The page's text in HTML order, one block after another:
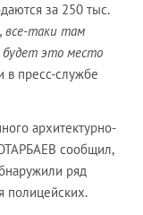
за 250 тыс.
все-таки там
будет это место
в пресс-службе
архитектурно-
сообщил,
ряд
полицейских.